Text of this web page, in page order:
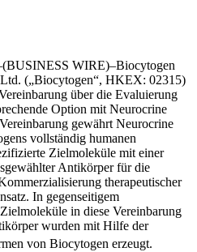
WIRE)–Biocytogen
(„Biocytogen“, HKEX: 02315)
über die Evaluierung
Option mit Neurocrine
gewährt Neurocrine
vollständig humanen
Zielmoleküle mit einer
Antikörper für die
therapeutischer
In gegenseitigem
in diese Vereinbarung
wurden mit Hilfe der
von Biocytogen erzeugt.